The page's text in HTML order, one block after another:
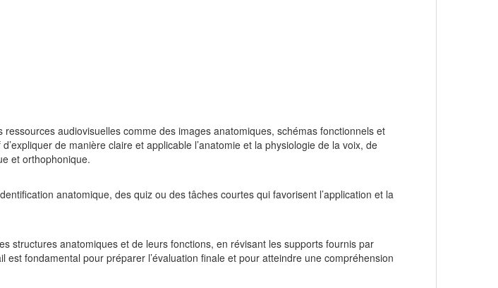
audiovisuelles comme des images anatomiques, schémas fonctionnels et
de manière claire et applicable l’anatomie et la physiologie de la voix, de
et orthophonique.
anatomique, des quiz ou des tâches courtes qui favorisent l’application et la
structures anatomiques et de leurs fonctions, en révisant les supports fournis par
fondamental pour préparer l’évaluation finale et pour atteindre une compréhension